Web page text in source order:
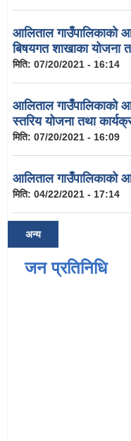
आलिताल गाउँपालिकाको
बिषयगत शाखाका योजना
मिति: 07/20/2021 - 16:14
आलिताल गाउँपालिकाको
स्तरिय योजना तथा
मिति: 07/20/2021 - 16:09
आलिताल गाउँपालिकाको
मिति: 04/22/2021 - 17:14
अन्य
जन प्रतिनिधि